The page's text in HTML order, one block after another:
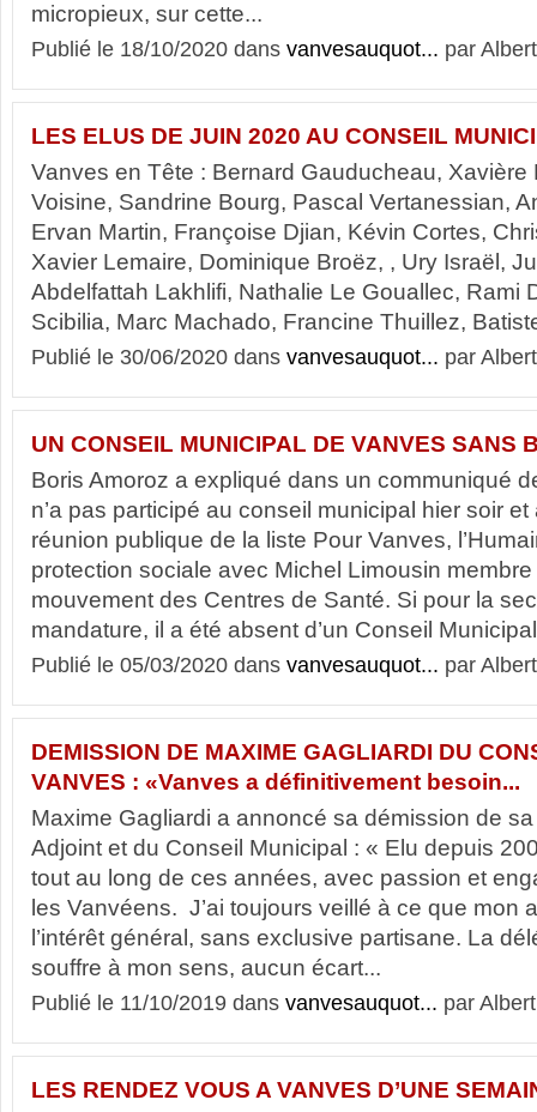
micropieux, sur cette...
Publié le 18/10/2020 dans vanvesauquot... par
LES ELUS DE JUIN 2020 AU CONSEIL
Vanves en Tête : Bernard Gauducheau, Xavière
Voisine, Sandrine Bourg, Pascal Vertanessian,
Ervan Martin, Françoise Djian, Kévin Cortes,
Xavier Lemaire, Dominique Broëz, , Ury Israël,
Abdelfattah Lakhlifi, Nathalie Le Gouallec, Rami
Scibilia, Marc Machado, Francine Thuillez,
Publié le 30/06/2020 dans vanvesauquot... par
UN CONSEIL MUNICIPAL DE VANVES SANS
Boris Amoroz a expliqué dans un communiqué
n’a pas participé au conseil municipal hier soir
réunion publique de la liste Pour Vanves,
protection sociale avec Michel Limousin
mouvement des Centres de Santé. Si pour la
mandature, il a été absent d’un Conseil
Publié le 05/03/2020 dans vanvesauquot... par
DEMISSION DE MAXIME GAGLIARDI DU
VANVES : «Vanves a définitivement besoin...
Maxime Gagliardi a annoncé sa démission de
Adjoint et du Conseil Municipal : « Elu depuis
tout au long de ces années, avec passion et
les Vanvéens. J’ai toujours veillé à ce que mon
l’intérêt général, sans exclusive partisane. La
souffre à mon sens, aucun écart...
Publié le 11/10/2019 dans vanvesauquot... par
LES RENDEZ VOUS A VANVES D’UNE